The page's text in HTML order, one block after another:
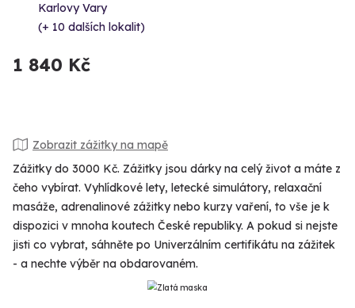
Karlovy Vary
(+ 10 dalších lokalit)
1 840 Kč
Zobrazit zážitky na mapě
Zážitky do 3000 Kč. Zážitky jsou dárky na celý život a máte z
čeho vybírat. Vyhlídkové lety, letecké simulátory, relaxační
masáže, adrenalinové zážitky nebo kurzy vaření, to vše je k
dispozici v mnoha koutech České republiky. A pokud si nejste
jisti co vybrat, sáhněte po Univerzálním certifikátu na zážitek
- a nechte výběr na obdarovaném.